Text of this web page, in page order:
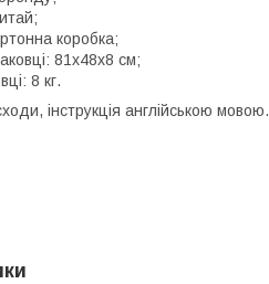
коробка;
81х48х8 см;
8 кг.
інструкція англійською мовою.